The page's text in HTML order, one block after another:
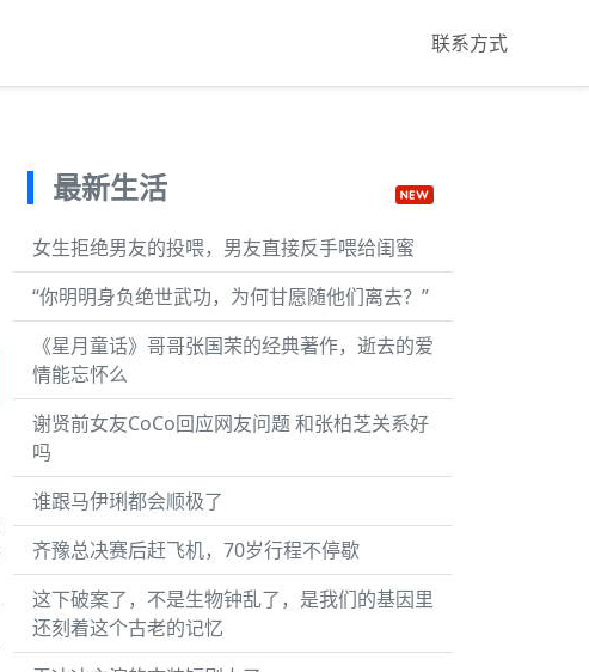
联系方式
最新生活
女生拒绝男友的投喂，男友直接反手喂给闺蜜
“你明明身负绝世武功，为何甘愿随他们离去？”
《星月童话》哥哥张国荣的经典著作，逝去的爱
情能忘怀么
谢贤前女友CoCo回应网友问题 和张柏芝关系好
吗
谁跟马伊琍都会顺极了
齐豫总决赛后赶飞机，70岁行程不停歇
这下破案了，不是生物钟乱了，是我们的基因里
还刻着这个古老的记忆